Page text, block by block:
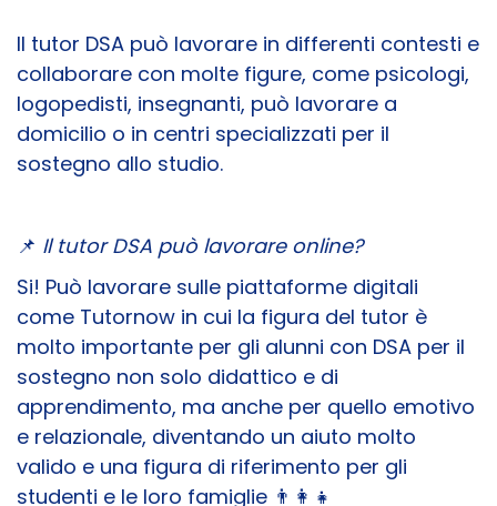
Il tutor DSA può lavorare in differenti contesti e
collaborare con molte figure, come psicologi,
logopedisti, insegnanti, può lavorare a
domicilio o in centri specializzati per il
sostegno allo studio.
📌 Il tutor DSA può lavorare online?
Si! Può lavorare sulle piattaforme digitali
come Tutornow in cui la figura del tutor è
molto importante per gli alunni con DSA per il
sostegno non solo didattico e di
apprendimento, ma anche per quello emotivo
e relazionale, diventando un aiuto molto
valido e una figura di riferimento per gli
studenti e le loro famiglie 👨‍👩‍👧